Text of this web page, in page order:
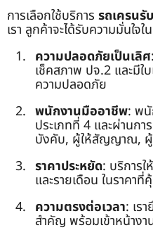
การเลือกใช้บริการ รถเครนรั
เรา ลูกค้าจะได้รับความมั่นใจ
ความปลอดภัยเป็นเลิศ
เช็คสภาพ ปจ.2 และมี
ความปลอดภัย
พนักงานมืออาชีพ: พ
ประเภทที่ 4 และผ่านก
บังคับ, ผู้ให้สัญญาณ, ผู้
ราคาประหยัด: บริการใ
และรายเดือน ในราคา
ความตรงต่อเวลา: เร
สำคัญ พร้อมเข้าหน้าง